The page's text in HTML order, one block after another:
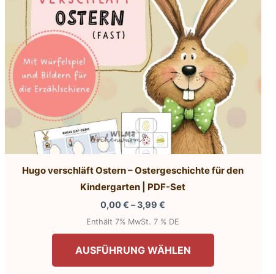
Produktseite
gewählt
Hugo verschläft Ostern – Ostergeschichte für den
Kindergarten | PDF-Set
0,00€ –3,99€
bis
3,99 €
Enthält 7% MwSt. 7 % DE
AUSFÜHRUNG WÄHLEN
Dieses